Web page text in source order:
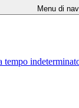
Menu di